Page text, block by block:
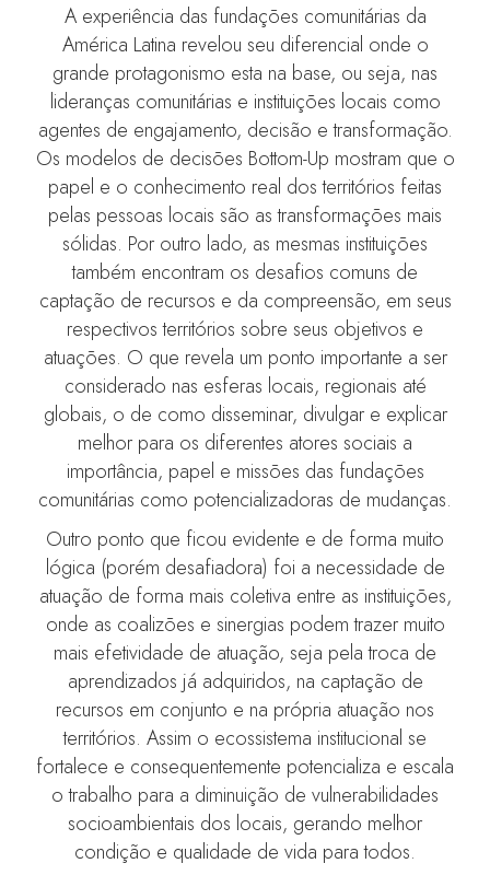
A experiência das fundações comunitárias da
América Latina revelou seu diferencial onde o
grande protagonismo esta na base, ou seja, nas
lideranças comunitárias e instituições locais como
agentes de engajamento, decisão e transformação.
Os modelos de decisões Bottom-Up mostram que o
papel e o conhecimento real dos territórios feitas
pelas pessoas locais são as transformações mais
sólidas. Por outro lado, as mesmas instituições
também encontram os desafios comuns de
captação de recursos e da compreensão, em seus
respectivos territórios sobre seus objetivos e
atuações. O que revela um ponto importante a ser
considerado nas esferas locais, regionais até
globais, o de como disseminar, divulgar e explicar
melhor para os diferentes atores sociais a
importância, papel e missões das fundações
comunitárias como potencializadoras de mudanças.
Outro ponto que ficou evidente e de forma muito
lógica (porém desafiadora) foi a necessidade de
atuação de forma mais coletiva entre as instituições,
onde as coalizões e sinergias podem trazer muito
mais efetividade de atuação, seja pela troca de
aprendizados já adquiridos, na captação de
recursos em conjunto e na própria atuação nos
territórios. Assim o ecossistema institucional se
fortalece e consequentemente potencializa e escala
o trabalho para a diminuição de vulnerabilidades
socioambientais dos locais, gerando melhor
condição e qualidade de vida para todos.